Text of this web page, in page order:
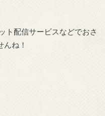
ト配信サービスなどでおさ
ね！